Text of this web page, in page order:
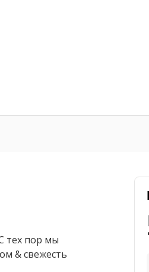
тех пор мы
& свежесть